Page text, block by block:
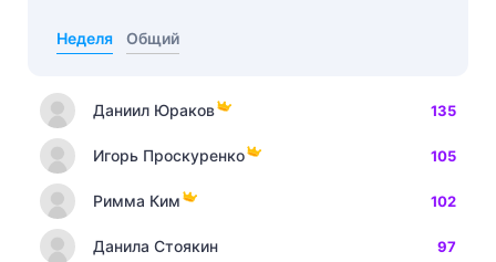
Неделя Общий
Даниил Юраков 135
Игорь Проскуренко 105
Римма Ким 102
Данила Стоякин 97